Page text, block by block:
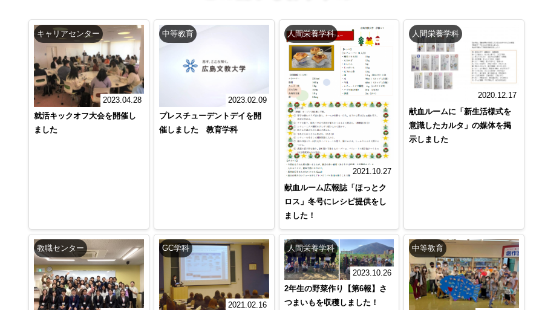
キャリアセンター
2023.04.28
就活キックオフ大会を開催し
ました
中等教育
2023.02.09
プレスチューデントデイを開
催しました 教育学科
人間栄養学科
2021.10.27
献血ルーム広報誌「ほっとク
ロス」冬号にレシピ提供をし
ました！
人間栄養学科
2020.12.17
献血ルームに「新生活様式を
意識したカルタ」の媒体を掲
示しました
教職センター GC学科
2021.02.16
人間栄養学科
2023.10.26
2年生の野菜作り【第6報】さ
つまいもを収穫しました！
中等教育